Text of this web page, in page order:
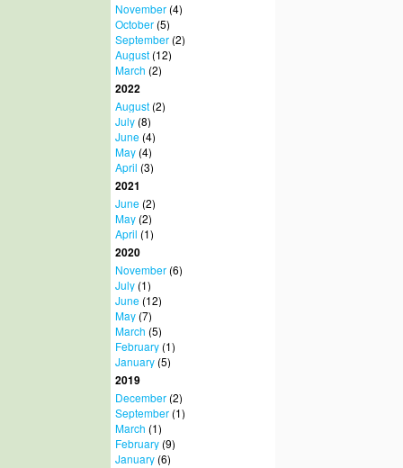
November(4)
October(5)
September(2)
August(12)
March (2)
2022
August(2)
July(8)
June(4)
May(4)
April (3)
2021
June(2)
May(2)
April (1)
2020
November(6)
July(1)
June(12)
May(7)
March (5)
February(1)
January(5)
2019
December(2)
September(1)
March (1)
February(9)
January(6)